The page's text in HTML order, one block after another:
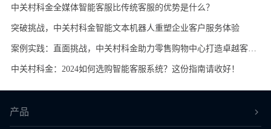
中关村科金全媒体智能客服比传统客服的优势是什么？
突破挑战，中关村科金智能文本机器人重塑企业客户服务体验
案例实践：直面挑战，中关村科金助力零售购物中心打造卓越客户体验
中关村科金：2024如何选购智能客服系统？这份指南请收好！
产品